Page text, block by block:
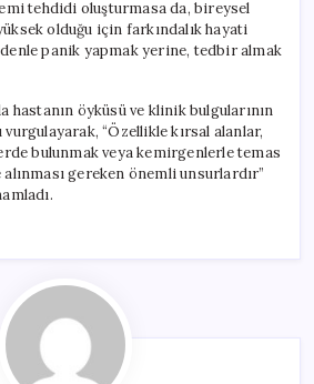
tehdidi oluşturmasa da, bireysel
olduğu için farkındalık hayati
panik yapmak yerine, tedbir almak
hastanın öyküsü ve klinik bulgularının
vurgulayarak, “Özellikle kırsal alanlar,
bulunmak veya kemirgenlerle temas
gereken önemli unsurlardır”